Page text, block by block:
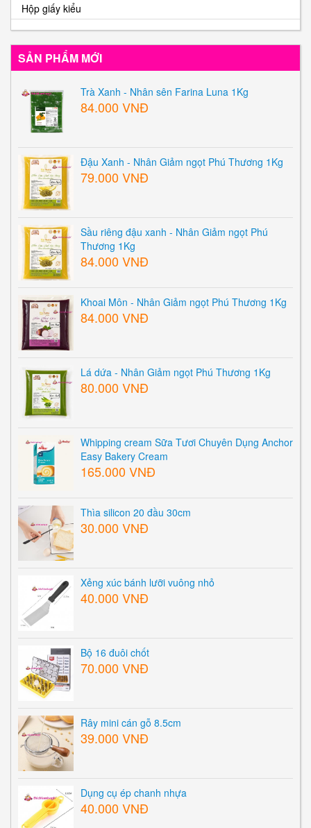
Hộp giấy kiểu
SẢN PHẨM MỚI
Trà Xanh - Nhân sên Farina Luna 1Kg
84.000 VNĐ
Đậu Xanh - Nhân Giảm ngọt Phú Thương 1Kg
79.000 VNĐ
Sầu riêng đậu xanh - Nhân Giảm ngọt Phú
Thương 1Kg
84.000 VNĐ
Khoai Môn - Nhân Giảm ngọt Phú Thương 1Kg
84.000 VNĐ
Lá dứa - Nhân Giảm ngọt Phú Thương 1Kg
80.000 VNĐ
Whipping cream Sữa Tươi Chuyên Dụng Anchor
Easy Bakery Cream
165.000 VNĐ
Thìa silicon 20 đầu 30cm
30.000 VNĐ
Xẻng xúc bánh lưỡi vuông nhỏ
40.000 VNĐ
Bộ 16 đuôi chốt
70.000 VNĐ
Rây mini cán gỗ 8.5cm
39.000 VNĐ
Dụng cụ ép chanh nhựa
40.000 VNĐ